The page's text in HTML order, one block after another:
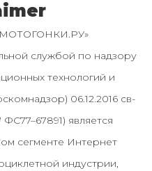
службой по надзору
технологий и
06.12.2016 св-
является
сегменте Интернет
индустрии,